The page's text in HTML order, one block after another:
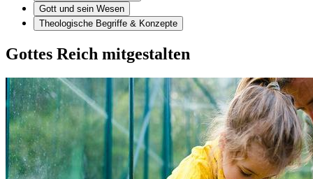
Gott und sein Wesen
Theologische Begriffe & Konzepte
Gottes Reich mitgestalten